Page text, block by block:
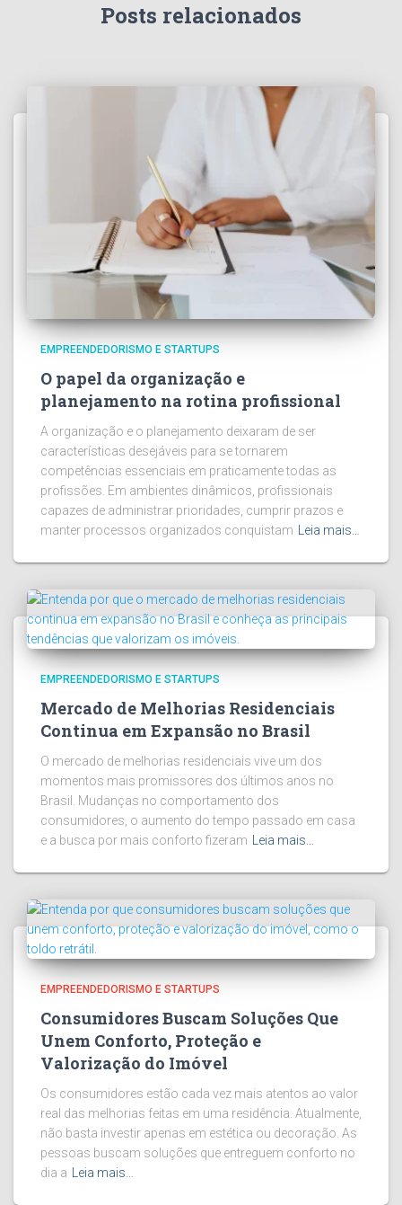
Posts relacionados
EMPREENDEDORISMO E STARTUPS
O papel da organização e
planejamento na rotina profissional
A organização e o planejamento deixaram de ser
características desejáveis para se tornarem
competências essenciais em praticamente todas as
profissões. Em ambientes dinâmicos, profissionais
capazes de administrar prioridades, cumprir prazos e
manter processos organizados conquistam
Leia mais…
EMPREENDEDORISMO E STARTUPS
Mercado de Melhorias Residenciais
Continua em Expansão no Brasil
O mercado de melhorias residenciais vive um dos
momentos mais promissores dos últimos anos no
Brasil. Mudanças no comportamento dos
consumidores, o aumento do tempo passado em casa
e a busca por mais conforto fizeram
Leia mais…
EMPREENDEDORISMO E STARTUPS
Consumidores Buscam Soluções Que
Unem Conforto, Proteção e
Valorização do Imóvel
Os consumidores estão cada vez mais atentos ao valor
real das melhorias feitas em uma residência. Atualmente,
não basta investir apenas em estética ou decoração. As
pessoas buscam soluções que entreguem conforto no
dia a
Leia mais…